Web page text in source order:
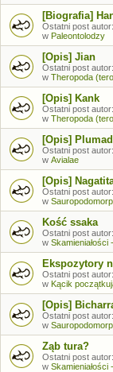
[Biografia]
Ostatni post autor:
w Paleontolodzy
[Opis] Jian
Ostatni post autor:
w Theropoda
[Opis] Kank
Ostatni post autor:
w Theropoda
[Opis]
Ostatni post autor:
w Avialae
[Opis]
Ostatni post autor:
w
Kość ssaka
Ostatni post autor:
w Skamieniałości
Ekspozytory
Ostatni post autor:
w Kącik
[Opis]
Ostatni post autor:
w
Ząb tura?
Ostatni post autor:
w Skamieniałości